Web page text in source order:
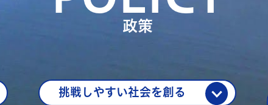
政策
挑戦しやすい社会を創る